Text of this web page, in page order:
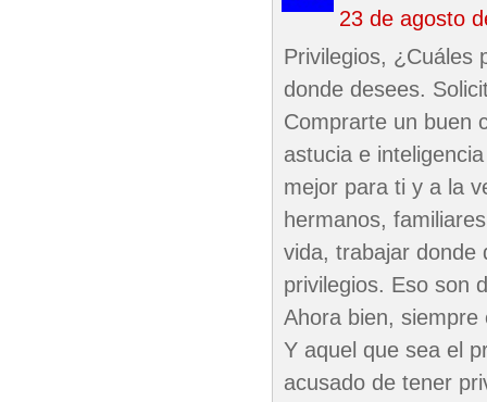
23 de agosto
Privilegios, ¿Cuáles
donde desees.
Comprarte un buen
astucia e
mejor para ti y a la
hermanos,
vida, trabajar donde
privilegios. Eso son
Ahora bien,
Y aquel que sea el
acusado de tener